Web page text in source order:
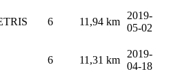
6 11,94 km
2019-
05-02
6 11,31 km
2019-
04-18